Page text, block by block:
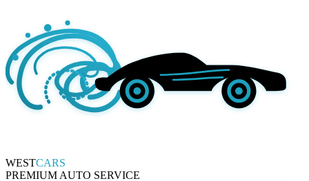
WESTCARS
PREMIUM AUTO SERVICE